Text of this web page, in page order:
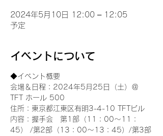
2024年5月10日 12:00 – 12:05
予定
イベントについて
◆イベント概要
会場＆日程：2024年5月25日（土）＠
TFT ホール 500
住所：東京都江東区有明3-4-10 TFTビル
内容：握手会　第1部（11：00～11：
45） /第2部（13：00～13：45）/第3部